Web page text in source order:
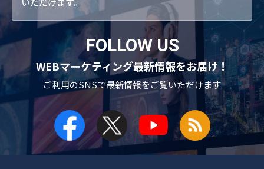
FOLLOW US
WEBマーケティング最新情報をお届け！
ご利用のSNSで最新情報をご覧いただけます